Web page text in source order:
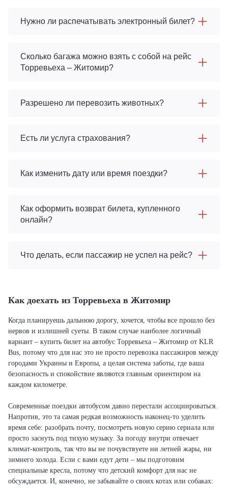
Нужно ли распечатывать электронный билет?
Сколько багажа можно взять с собой на рейс
Торревьеха – Житомир?
Разрешено ли перевозить животных?
Есть ли услуга страхования?
Как изменить дату или время поездки?
Как оформить возврат билета, купленного
онлайн?
Что делать, если пассажир не успел на рейс?
Как доехать из Торревьеха в Житомир
Когда планируешь дальнюю дорогу, хочется, чтобы все прошло без
нервов и излишней суеты. В таком случае наиболее логичный
вариант – купить билет на автобус Торревьеха – Житомир от KLR
Bus, потому что для нас это не просто перевозка пассажиров между
городами Украины и Европы, а целая система заботы, где ваша
безопасность и спокойствие являются главным ориентиром на
каждом километре.
Современные поездки автобусом давно перестали ассоциироваться.
Напротив, это та самая редкая возможность наконец-то уделить
время себе: разобрать почту, посмотреть новую серию сериала или
просто заснуть под тихую музыку. За погоду внутри отвечает
климат-контроль, так что вы не почувствуете ни летней жары, ни
зимнего холода. Если с вами едут дети – мы подготовим
специальные кресла, потому что детский комфорт для нас не
обсуждается. И, конечно, не забывайте о своих котах или собаках: